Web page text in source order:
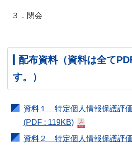
３．閉会
配布資料（資料は全て
す。）
資料１ 特定個人情報保護評価
(PDF : 119KB)
資料２ 特定個人情報保護評